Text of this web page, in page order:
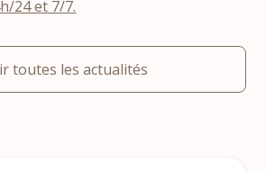
24 et 7/7.
toutes les actualités